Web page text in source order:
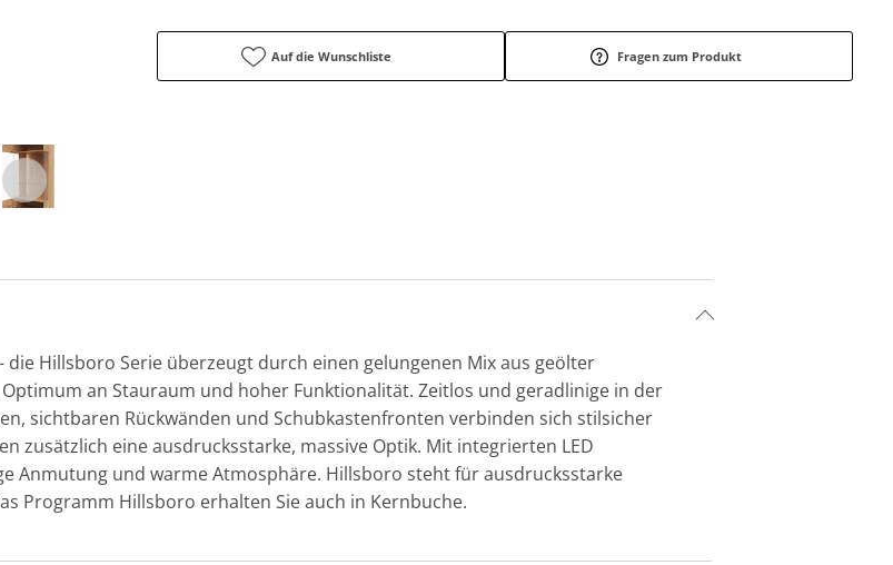
Auf die Wunschliste Fragen zum Produkt
Hillsboro Serie überzeugt durch einen gelungenen Mix aus geölter
an Stauraum und hoher Funktionalität. Zeitlos und geradlinige in der
sichtbaren Rückwänden und Schubkastenfronten verbinden sich stilsicher
zusätzlich eine ausdrucksstarke, massive Optik. Mit integrierten LED
Anmutung und warme Atmosphäre. Hillsboro steht für ausdrucksstarke
Programm Hillsboro erhalten Sie auch in Kernbuche.